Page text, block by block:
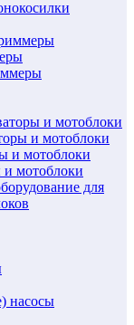
и мотоблоки
и мотоблоки
и мотоблоки
и мотоблоки
для
насосы